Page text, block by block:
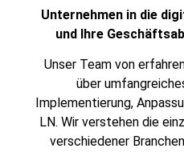
Unternehmen in die
und Ihre
Unser Team von
über
Implementierung,
LN. Wir verstehen die
verschiedener